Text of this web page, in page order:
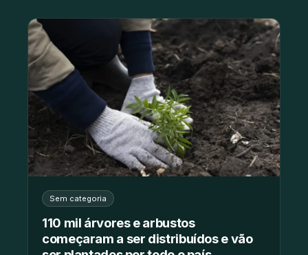
Sem categoria
110 mil árvores e arbustos
começaram a ser distribuídos e vão